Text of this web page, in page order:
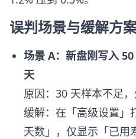
误判场景与缓解方
场景 A：新盘刚写入
天
原因：30 天样本不足
缓解：在「高级设置」
天数」，仅显示「已用